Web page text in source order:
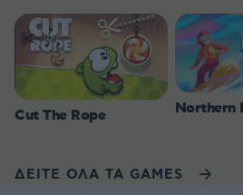
Cut The Rope Northern
ΔΕΙΤΕ ΟΛΑ ΤΑ GAMES